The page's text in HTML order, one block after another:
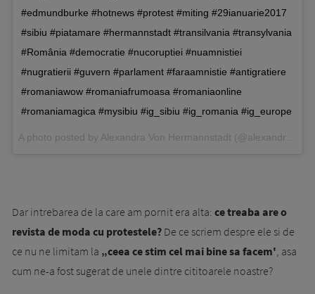
#edmundburke #hotnews #protest #miting #29ianuarie2017
#sibiu #piatamare #hermannstadt #transilvania #transylvania
#România #democratie #nucoruptiei #nuamnistiei
#nugratierii #guvern #parlament #faraamnistie #antigratiere
#romaniawow #romaniafrumoasa #romaniaonline
#romaniamagica #mysibiu #ig_sibiu #ig_romania #ig_europe
Dar intrebarea de la care am pornit era alta: ce treaba are o
revista de moda cu protestele? De ce scriem despre ele si de
ce nu ne limitam la „ceea ce stim cel mai bine sa facem', asa
cum ne-a fost sugerat de unele dintre cititoarele noastre?